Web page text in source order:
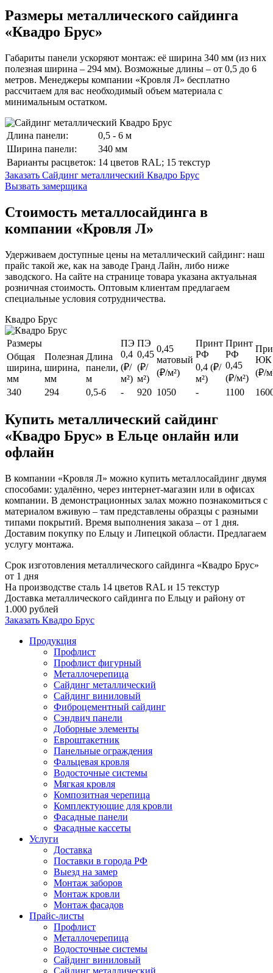
Размеры металлического сайдинга
«Квадро Брус»
Габариты панели ускоряют монтаж: её ширина 340 мм (из них
полезная ширина – 294 мм). Возможные длины – от 0,5 до 6
метров. Менеджеры компании «Кровля Л» бесплатно
рассчитаем для вас необходимый объем материала с
минимальным остатком.
Длина панели:
0,5 - 6 м
Ширина панели:
340 мм
Варианты расцветок: 14 цветов RAL; 15 текстур
Заказать Сайдинг металлический Квадро Брус
Вызвать замерщика
Стоимость металлосайдинга в
компании «Кровля Л»
Удерживаем доступные цены на металлический сайдинг: наш
прайс такой же, как на заводе Гранд Лайн, либо ниже
заводского. На сайте на странице товара указана актуальная
розничная стоимость. Оптовым клиентам предлагаем
специальные условия сотрудничества.
Квадро Брус
Размеры
ПЭ
0,4
(₽/
м²)
ПЭ
0,45
(₽/
м²)
0,45
матовый
(₽/м²)
Принт
РФ
0,4 (₽/
м²)
Принт
РФ
0,45
(₽/м²)
ЮК
(₽/
Общая
ширина,
мм
Полезная
ширина,
мм
Длина
панели,
м
340
294 0,5-6 - 920 1050 - 1100
Купить металлический сайдинг
«Квадро Брус» в Ельце онлайн или
офлайн
В компании «Кровля Л» можно купить металлосайдинг двумя
способами: удалённо, через интернет-магазин или в офисах
компании. В демонстрационных залах можно познакомиться с
материалом вживую – там представлены образцы с разными
типами покрытий. Время выполнения заказа – от 1 дня.
Доставим покупку по Ельцу и Липецкой области. Предлагаем
услугу монтажа.
Срок изготовления металлического сайдинга «Квадро Брус»
от 1 дня
На производстве сталь 14 цветов RAL и 15 текстур
Доставка металлического сайдинга по Ельцу и району от
1.000 рублей
Заказать Квадро Брус
Продукция
Профлист
Профлист фигурный
Металлочерепица
Сайдинг металлический
Сайдинг виниловый
Фиброцементный сайдинг
Сэндвич панели
Доборные элементы
Евроштакетник
Панельные ограждения
Фальцевая кровля
Водосточные системы
Мягкая кровля
Композитная черепица
Комплектующие для кровли
Фасадные панели
Фасадные кассеты
Услуги
Доставка
Поставки в города РФ
Выезд на замер
Монтаж заборов
Монтаж кровли
Монтаж фасадов
Прайс-листы
Профлист
Металлочерепица
Водосточные системы
Сайдинг виниловый